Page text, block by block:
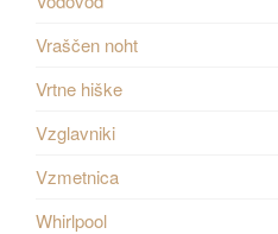
Vraščen noht
Vrtne hiške
Vzglavniki
Vzmetnica
Whirlpool